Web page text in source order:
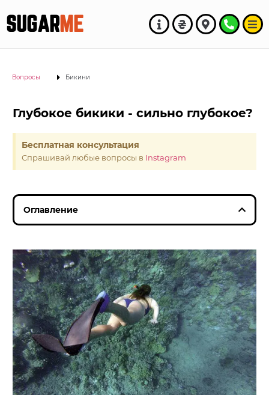
SUGARME
Вопросы Бикини
Глубокое бикики - сильно глубокое?
Бесплатная консультация
Спрашивай любые вопросы в Instagram
Оглавление